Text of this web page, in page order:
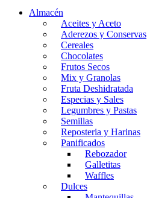
Almacén
Aceites y Aceto
Aderezos y Conservas
Cereales
Chocolates
Frutos Secos
Mix y Granolas
Fruta Deshidratada
Especias y Sales
Legumbres y Pastas
Semillas
Reposteria y Harinas
Panificados
Rebozador
Galletitas
Waffles
Dulces